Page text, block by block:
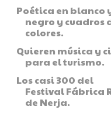
Poética en blanco
negro y cuadros
colores.
Quieren música y
para el turismo.
Los casi 300 del
Festival Fábrica
de Nerja.